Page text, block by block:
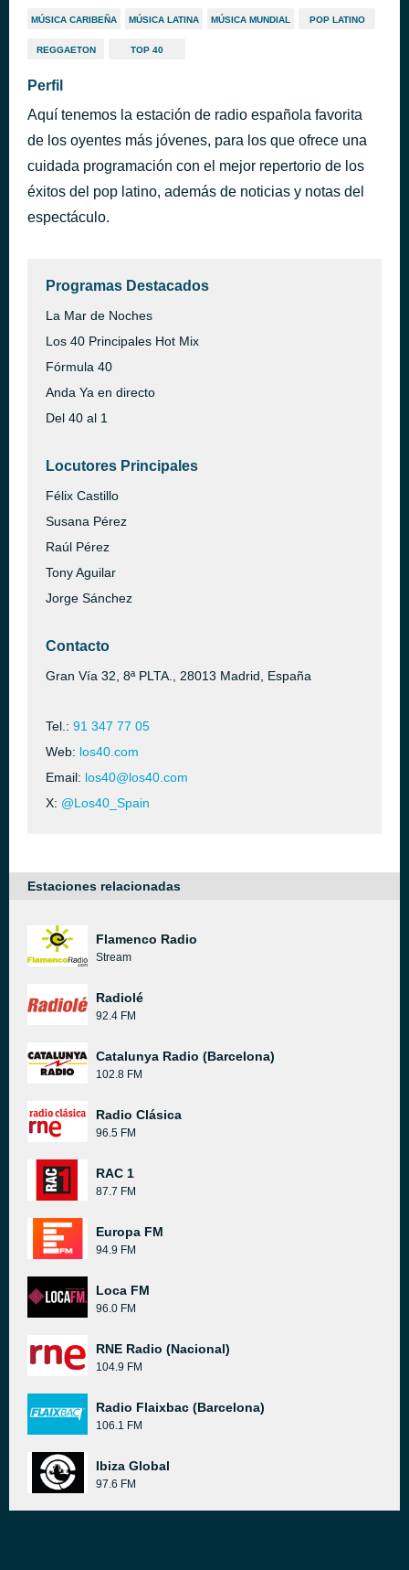
Partiendo la pana
hace 26 minutos
Dai dai
Dardos
Romeo Santos & El Chaval de la Bachata
hace 37 minutos
MÚSICA CARIBEÑA MÚSICA LATINA MÚSICA MUNDIAL POP LATINO
REGGAETON TOP 40
Perfil
Aquí tenemos la estación de radio española favorita
de los oyentes más jóvenes, para los que ofrece una
cuidada programación con el mejor repertorio de los
éxitos del pop latino, además de noticias y notas del
espectáculo.
Programas Destacados
La Mar de Noches
Los 40 Principales Hot Mix
Fórmula 40
Anda Ya en directo
Del 40 al 1
Locutores Principales
Félix Castillo
Susana Pérez
Raúl Pérez
Tony Aguilar
Jorge Sánchez
Contacto
Gran Vía 32, 8ª PLTA., 28013 Madrid, España
Tel.: 91 347 77 05
Web: los40.com
Email: los40@los40.com
X: @Los40_Spain
Estaciones relacionadas
Flamenco Radio
Stream
Radiolé
92.4 FM
Catalunya Radio (Barcelona)
102.8 FM
Radio Clásica
96.5 FM
RAC 1
87.7 FM
Europa FM
94.9 FM
Loca FM
96.0 FM
RNE Radio (Nacional)
104.9 FM
Radio Flaixbac (Barcelona)
106.1 FM
Ibiza Global
97.6 FM